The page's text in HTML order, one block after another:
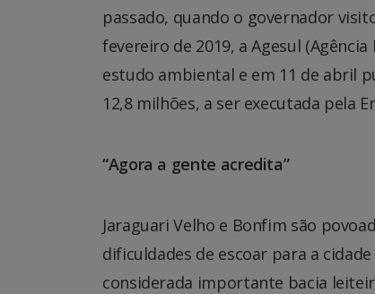
passado, quando o governador
fevereiro de 2019, a Agesul
estudo ambiental e em 11 de abril
12,8 milhões, a ser executada pela
“Agora a gente acredita”
Jaraguari Velho e Bonfim são
dificuldades de escoar para a
considerada importante bacia